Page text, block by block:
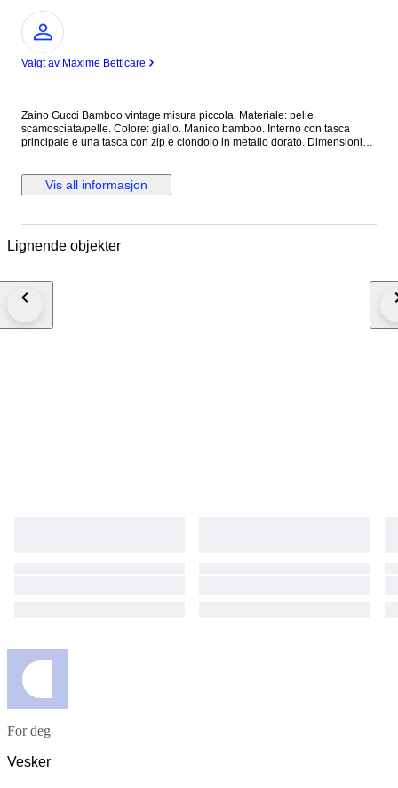
Ekspert
Valgt av Maxime Betticare
Zaino Gucci Bamboo vintage misura piccola. Materiale: pelle
scamosciata/pelle. Colore: giallo. Manico bamboo. Interno con tasca
principale e una tasca con zip e ciondolo in metallo dorato. Dimensioni
per la conservazione soprattutto nelle parti in camoscio. Necessita
semplicemente di pulizia. Deformazione dei manici in pelle, leggeri segni.
Condizioni interne: buone condizioni. Leggero odore di chiuso.
limitazioni o costi di importazione e dogana sono a carico dell'acquirente.
Vis all informasjon
Lignende objekter
For deg
Vesker